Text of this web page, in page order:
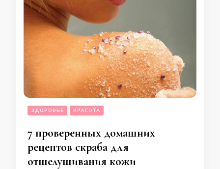
ЗДОРОВЬЕ КРАСОТА
7 проверенных домашних
рецептов скраба для
отшелушивания кожи